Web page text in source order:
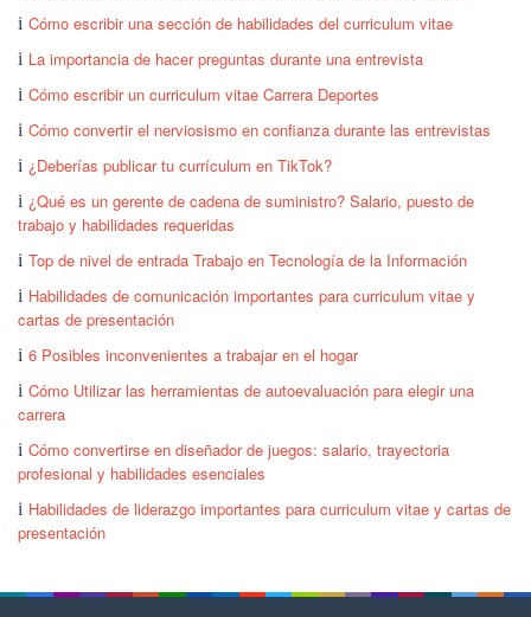
Cómo escribir una sección de habilidades del curriculum vitae
La importancia de hacer preguntas durante una entrevista
Cómo escribir un curriculum vitae Carrera Deportes
Cómo convertir el nerviosismo en confianza durante las entrevistas
¿Deberías publicar tu currículum en TikTok?
¿Qué es un gerente de cadena de suministro? Salario, puesto de
trabajo y habilidades requeridas
Top de nivel de entrada Trabajo en Tecnología de la Información
Habilidades de comunicación importantes para curriculum vitae y
cartas de presentación
6 Posibles inconvenientes a trabajar en el hogar
Cómo Utilizar las herramientas de autoevaluación para elegir una
carrera
Cómo convertirse en diseñador de juegos: salario, trayectoria
profesional y habilidades esenciales
Habilidades de liderazgo importantes para curriculum vitae y cartas de
presentación